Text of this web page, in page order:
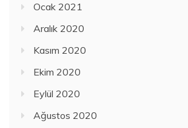
Ocak 2021
Aralık 2020
Kasım 2020
Ekim 2020
Eylül 2020
Ağustos 2020